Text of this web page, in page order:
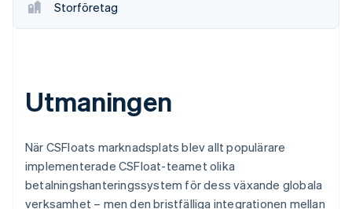
Storföretag
Utmaningen
När CSFloats marknadsplats blev allt populärare
implementerade CSFloat-teamet olika
betalningshanteringssystem för dess växande globala
verksamhet – men den bristfälliga integrationen mellan